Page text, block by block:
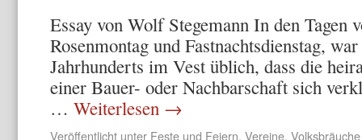
Essay von Wolf Stegemann In den Tagen
Rosenmontag und Fastnachtsdienstag,
Jahrhunderts im Vest üblich, dass die
einer Bauer- oder Nachbarschaft sich
… Weiterlesen →
Veröffentlicht unter Feste und Feiern, Vereine, Volksbräuche